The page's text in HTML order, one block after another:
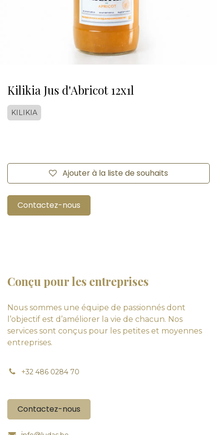
Kilikia Jus d'Abricot 12x1l
KILIKIA
Ajouter à la liste de souhaits
Contactez-nous
Conçu pour les entreprises
Nous sommes une équipe de passionnés dont
l’objectif est d’améliorer la vie de chacun. Nos
services sont conçus pour les petites et moyennes
entreprises.
+32 486 0284 70
Contactez-nous